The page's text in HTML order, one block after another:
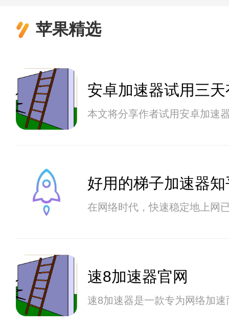
苹果精选
安卓加速器试用三
本文将分享作者试用安卓加速
好用的梯子加速器知
在网络时代，快速稳定地上网
速8加速器官网
速8加速器是一款专为网络加